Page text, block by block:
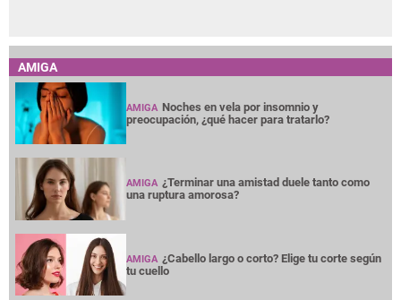
AMIGA
AMIGA Noches en vela por insomnio y
preocupación, ¿qué hacer para tratarlo?
AMIGA ¿Terminar una amistad duele tanto como
una ruptura amorosa?
AMIGA ¿Cabello largo o corto? Elige tu corte según
tu cuello